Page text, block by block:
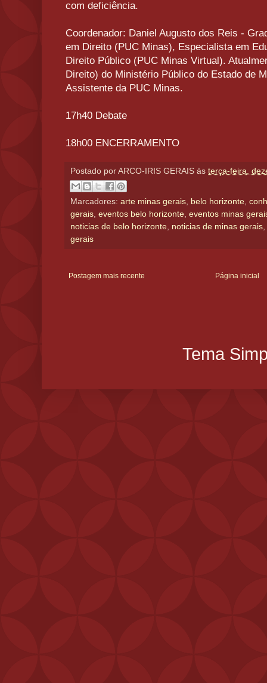
com deficiência.
Coordenador: Daniel Augusto dos Reis -
em Direito (PUC Minas), Especialista em
Direito Público (PUC Minas Virtual).
Direito) do Ministério Público do Estado de
Assistente da PUC Minas.
17h40 Debate
18h00 ENCERRAMENTO
Postado por ARCO-IRIS GERAIS às terça-feira,
Marcadores: arte minas gerais belo horizonte
gerais eventos belo horizonte eventos minas
noticias de belo horizonte noticias de minas gerais
gerais
Postagem mais recente Página inicial
Tema